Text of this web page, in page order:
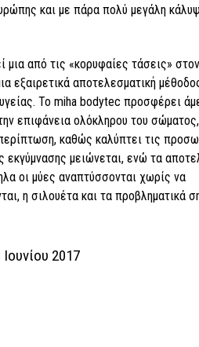
και με πάρα πολύ μεγάλη
από τις «κορυφαίες τάσεις»
εξαιρετικά αποτελεσματική
Το miha bodytec προσφέρει
επιφάνεια ολόκληρου του
καθώς καλύπτει τις
εκγύμνασης μειώνεται, ενώ τα
οι μύες αναπτύσσονται χωρίς να
η σιλουέτα και τα προβληματικά
2017